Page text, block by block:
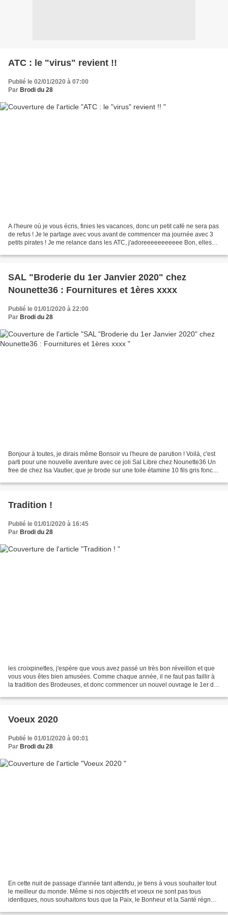
ATC : le "virus" revient !!
Publié le 02/01/2020 à 07:00
Par Brodi du 28
A l'heure où je vous écris, finies les vacances, donc un petit café ne sera pas
de refus ! Je le partage avec vous avant de commencer ma journée avec 3
petits pirates ! Je me relance dans les ATC, j'adoreeeeeeeeeee Bon, elles
SAL "Broderie du 1er Janvier 2020" chez
Nounette36 : Fournitures et 1ères xxxx
Publié le 01/01/2020 à 22:00
Par Brodi du 28
Bonjour à toutes, je dirais même Bonsoir vu l'heure de parution ! Voilà, c'est
parti pour une nouvelle aventure avec ce joli Sal Libre chez Nounette36 Un
free de chez Isa Vautier, que je brode sur une toile étamine 10 fils gris foncé,
Tradition !
Publié le 01/01/2020 à 16:45
Par Brodi du 28
les croixpinettes, j'espère que vous avez passé un très bon réveillon et que
vous vous êtes bien amusées. Comme chaque année, il ne faut pas faillir à
la tradition des Brodeuses, et donc commencer un nouvel ouvrage le 1er de
Voeux 2020
Publié le 01/01/2020 à 00:01
Par Brodi du 28
En cette nuit de passage d'année tant attendu, je tiens à vous souhaiter tout
le meilleur du monde. Même si nos objectifs et voeux ne sont pas tous
identiques, nous souhaitons tous que la Paix, le Bonheur et la Santé régnent